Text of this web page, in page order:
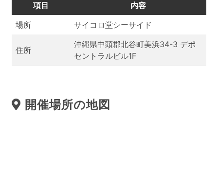
項目
内容
場所
サイコロ堂シーサイド
住所
沖縄県中頭郡北谷町美浜34-3 デポ
セントラルビル1F
開催場所の地図